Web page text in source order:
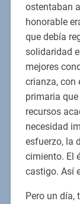
ostentaban
honorable
que debía
solidaridad
mejores
crianza, con
primaria
recursos
necesidad
esfuerzo, la
cimiento. El
castigo. Así
Pero un día,